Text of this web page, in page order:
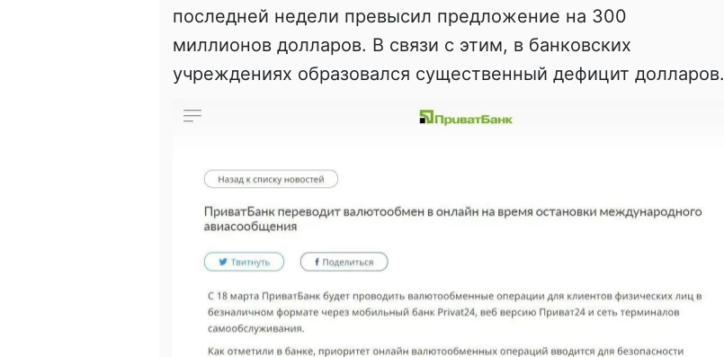
последней недели превысил предложение на 300
миллионов долларов. В связи с этим, в банковских
учреждениях образовался существенный дефицит долларов.